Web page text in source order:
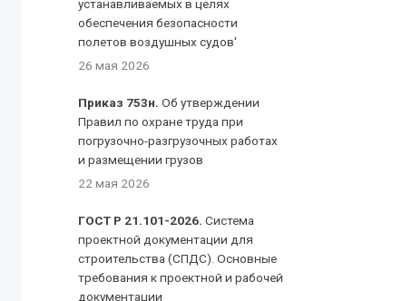
устанавливаемых в целях
обеспечения безопасности
полетов воздушных судов'
26 мая 2026
Приказ 753н. Об утверждении
Правил по охране труда при
погрузочно-разгрузочных работах
и размещении грузов
22 мая 2026
ГОСТ Р 21.101-2026. Система
проектной документации для
строительства (СПДС). Основные
требования к проектной и рабочей
документации